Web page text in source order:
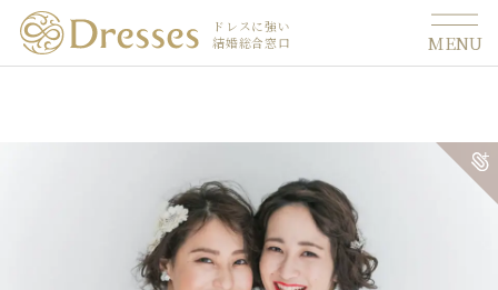
ドレスに強い
結婚総合窓口
MENU